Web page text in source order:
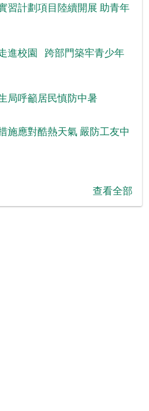
習計劃項目陸續開展 助青年
進校園 跨部門築牢青少年
呼籲居民慎防中暑
施應對酷熱天氣 嚴防工友中
查看全部